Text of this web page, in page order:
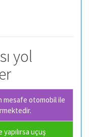
yol
mesafe otomobil ile
uçuş